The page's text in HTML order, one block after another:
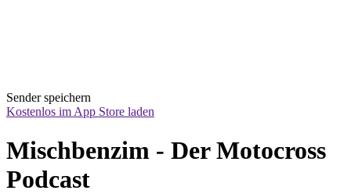
Sender speichern
Kostenlos im App Store laden
Mischbenzim - Der Motocross
Podcast